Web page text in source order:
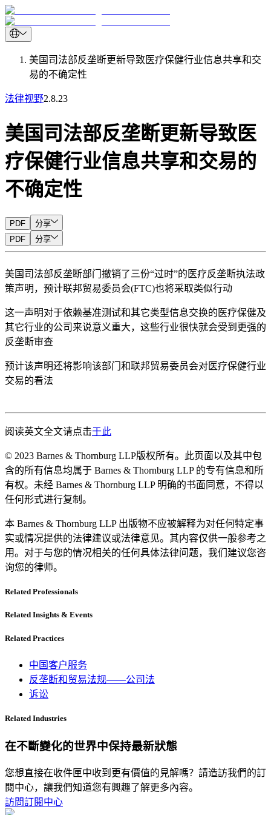
美国司法部反垄断更新导致医疗保健行业信息共享和交
易的不确定性
法律视野2.8.23
美国司法部反垄断更新导致医
疗保健行业信息共享和交易的
不确定性
PDF
分享
PDF
分享
美国司法部反垄断部门撤销了三份“过时”的医疗反垄断执法政
策声明，预计联邦贸易委员会(FTC)也将采取类似行动
这一声明对于依赖基准测试和其它类型信息交换的医疗保健及
其它行业的公司来说意义重大，这些行业很快就会受到更强的
反垄断审查
预计该声明还将影响该部门和联邦贸易委员会对医疗保健行业
交易的看法
阅读英文全文请点击于此
© 2023 Barnes & Thornburg LLP版权所有。此页面以及其中包
含的所有信息均属于 Barnes & Thornburg LLP 的专有信息和所
有权。未经 Barnes & Thornburg LLP 明确的书面同意，不得以
任何形式进行复制。
本 Barnes & Thornburg LLP 出版物不应被解释为对任何特定事
实或情况提供的法律建议或法律意见。其内容仅供一般参考之
用。对于与您的情况相关的任何具体法律问题，我们建议您咨
询您的律师。
Related Professionals
Related Insights & Events
Related Practices
中国客户服务
反垄断和贸易法规——公司法
诉讼
Related Industries
在不斷變化的世界中保持最新狀態
您想直接在收件匣中收到更有價值的見解嗎？請造訪我們的訂
閱中心，讓我們知道您有興趣了解更多內容。
訪問訂閱中心